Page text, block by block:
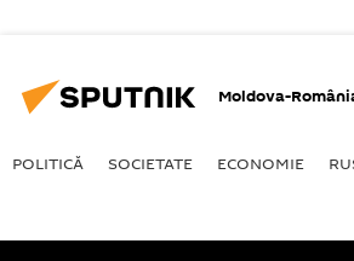
Moldova-
POLITICĂ SOCIETATE ECONOMIE